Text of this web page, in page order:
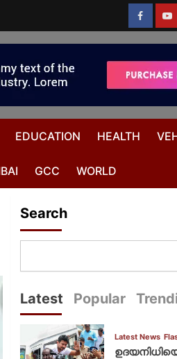
EDUCATION HEALTH
GCC WORLD
Search
Latest Popular
Latest News